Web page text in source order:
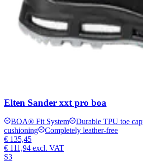
Elten Sander xxt pro boa
BOA® Fit System Durable TPU toe cap
cushioning
Completely leather-free
€ 135,45
€ 111,94 excl. VAT
S3